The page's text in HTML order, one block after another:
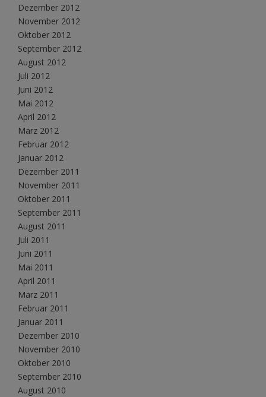
Dezember 2012
November 2012
Oktober 2012
September 2012
August 2012
Juli 2012
Juni 2012
Mai 2012
April 2012
März 2012
Februar 2012
Januar 2012
Dezember 2011
November 2011
Oktober 2011
September 2011
August 2011
Juli 2011
Juni 2011
Mai 2011
April 2011
März 2011
Februar 2011
Januar 2011
Dezember 2010
November 2010
Oktober 2010
September 2010
August 2010